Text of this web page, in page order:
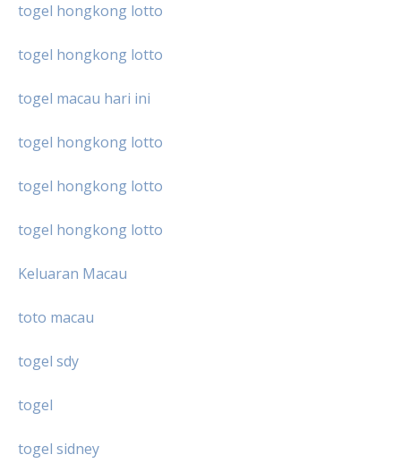
togel hongkong lotto
togel hongkong lotto
togel macau hari ini
togel hongkong lotto
togel hongkong lotto
togel hongkong lotto
Keluaran Macau
toto macau
togel sdy
togel
togel sidney